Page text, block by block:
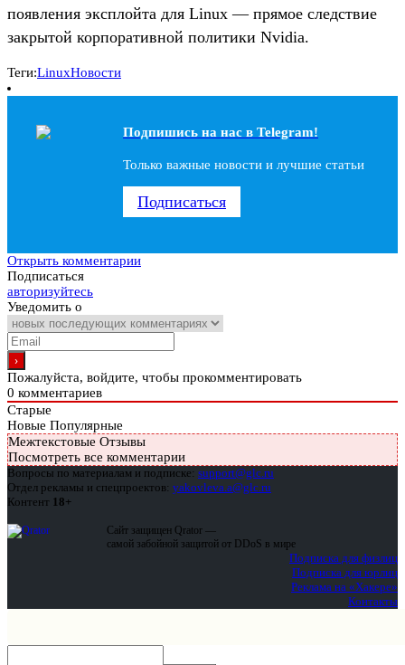
появления эксплойта для Linux — прямое следствие
закрытой корпоративной политики Nvidia.
Теги:LinuxНовости
Подпишись на наc в Telegram!
Только важные новости и лучшие статьи
Подписаться
Открыть комментарии
Подписаться
авторизуйтесь
Уведомить о
Пожалуйста, войдите, чтобы прокомментировать
0 комментариев
Старые
Новые Популярные
Межтекстовые Отзывы
Посмотреть все комментарии
Вопросы по материалам и подписке: support@glc.ru
Отдел рекламы и спецпроектов: yakovleva.a@glc.ru
Контент 18+
Сайт защищен Qrator —
самой забойной защитой от DDoS в мире
Подписка для физлиц
Подписка для юрлиц
Реклама на «Хакере»
Контакты